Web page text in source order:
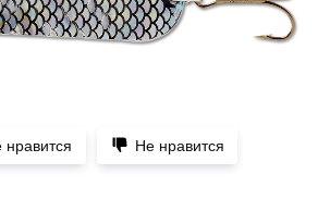
Не нравится